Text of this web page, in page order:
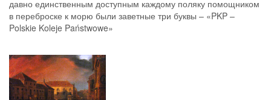
давно единственным доступным каждому поляку помощником
в переброске к морю были заветные три буквы – «PKP –
Polskie Koleje Państwowe»